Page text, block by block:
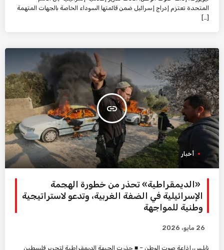
المتحدة تعتزم إدراج إسرائيل ضمن قائمتها السوداء الخاصة بالجهات المتهمة
[…]
insert_link
أخبار
«الديمقراطية» تحذر من خطورة الهجمة
الإسرائيلية في الضفة الغربية، وتدعو لاستراتيجية
وطنية للمواجهة
26 مايو، 2026
نابلس، إذاعة صوت الوطن – ■ حذرت الجبهة الديمقراطية لتحرير فلسطين